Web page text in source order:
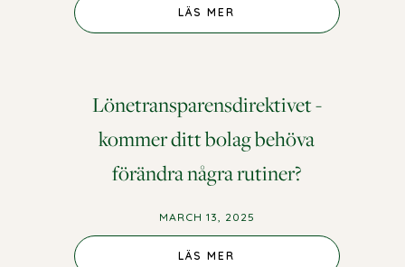
LÄS MER
Lönetransparensdirektivet -
kommer ditt bolag behöva
förändra några rutiner?
MARCH 13, 2025
LÄS MER